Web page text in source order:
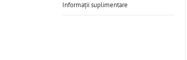
Informații suplimentare